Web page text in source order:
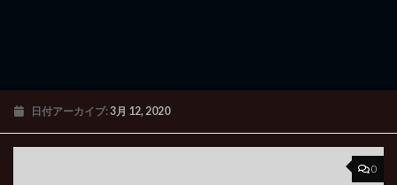
日付アーカイブ:3月 12, 2020
0